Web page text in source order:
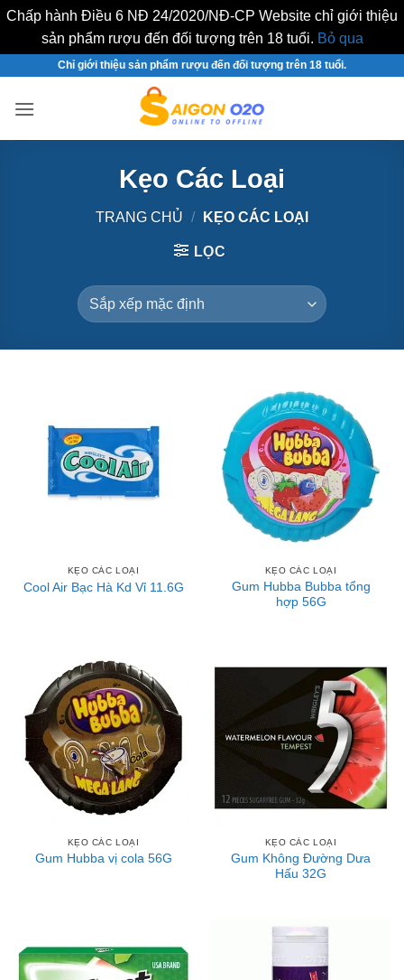
Chấp hành Điều 6 NĐ 24/2020/NĐ-CP Website chỉ giới thiệu
sản phẩm rượu đến đối tượng trên 18 tuổi. Bỏ qua
nội
Chỉ giới thiệu sản phẩm rượu đến đối tượng trên 18 tuổi.
Kẹo Các Loại
TRANG CHỦ / KẸO CÁC LOẠI
LỌC
KẸO CÁC LOẠI
Cool Air Bạc Hà Kd Vỉ 11.6G
KẸO CÁC LOẠI
Gum Hubba Bubba tổng
hợp 56G
KẸO CÁC LOẠI
Gum Hubba vị cola 56G
KẸO CÁC LOẠI
Gum Không Đường Dưa
Hấu 32G